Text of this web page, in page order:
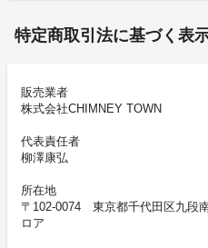
特定商取引法に基づく表
販売業者
株式会社CHIMNEY TOWN
代表責任者
柳澤康弘
所在地
〒102-0074 東京都千代田区九段
ロア